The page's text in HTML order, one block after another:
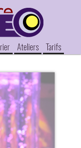
Ateliers Tarifs